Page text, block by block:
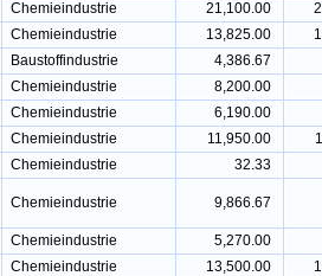
Chemieindustrie 21,100.00
Chemieindustrie
13,825.00
Baustoffindustrie
4,386.67
Chemieindustrie
8,200.00
Chemieindustrie
6,190.00
Chemieindustrie 11,950.00
Chemieindustrie
32.33
Chemieindustrie 9,866.67
Chemieindustrie
5,270.00
Chemieindustrie 13,500.00